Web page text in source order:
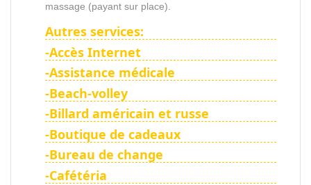
massage (payant sur place).
Autres services:
-Accès Internet
-Assistance médicale
-Beach-volley
-Billard américain et russe
-Boutique de cadeaux
-Bureau de change
-Cafétéria